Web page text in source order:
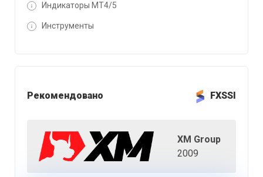
Индикаторы MT4/5
Инструменты
Рекомендовано FXSSI
XM Group
2009